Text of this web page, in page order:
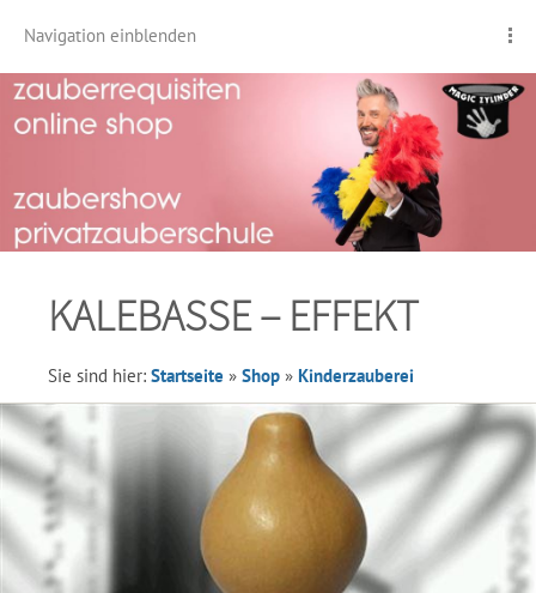
Navigation einblenden
KALEBASSE – EFFEKT
Sie sind hier: Startseite » Shop » Kinderzauberei